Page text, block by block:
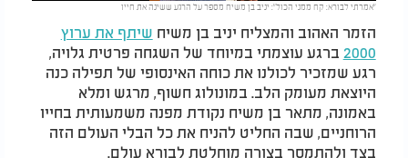
Video
"אמרתי לבורא: קח ממני הכול": יניב בן משיח מספר על הרגע ששינה את חייו
הזמר האהוב והמצליח יניב בן משיח שיתף את ערוץ
2000 ברגע עוצמתי במיוחד של השגחה פרטית גלויה,
רגע שמזכיר לכולנו את כוחה האינסופי של תפילה כנה
היוצאת מעומק הלב. במונולוג חשוף, מרגש ומלא
באמונה, מתאר בן משיח נקודת מפנה משמעותית בחייו
הרוחניים, שבה החליט להניח את כל הבלי העולם הזה
בצד ולהתמסר בצורה מוחלטת לבורא עולם.